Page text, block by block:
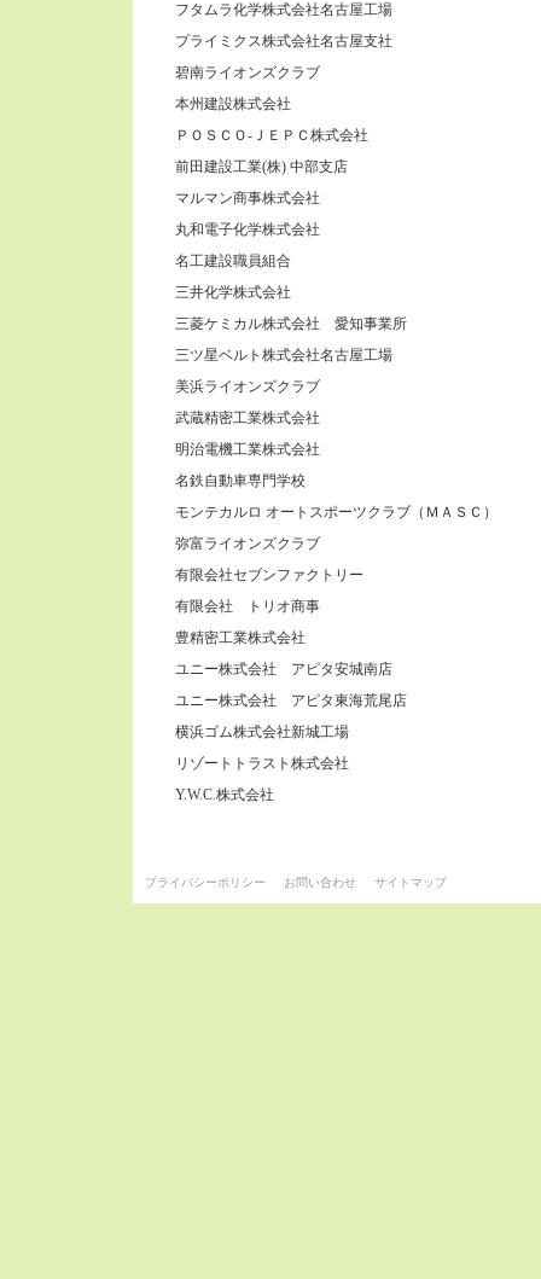
フタムラ化学株式会社名古屋工場
プライミクス株式会社名古屋支社
碧南ライオンズクラブ
本州建設株式会社
ＰＯＳＣＯ-ＪＥＰＣ株式会社
前田建設工業(株) 中部支店
マルマン商事株式会社
丸和電子化学株式会社
名工建設職員組合
三井化学株式会社
三菱ケミカル株式会社 愛知事業所
三ツ星ベルト株式会社名古屋工場
美浜ライオンズクラブ
武蔵精密工業株式会社
明治電機工業株式会社
名鉄自動車専門学校
モンテカルロ オートスポーツクラブ（ＭＡＳＣ）
弥富ライオンズクラブ
有限会社セブンファクトリー
有限会社 トリオ商事
豊精密工業株式会社
ユニー株式会社 アピタ安城南店
ユニー株式会社 アピタ東海荒尾店
横浜ゴム株式会社新城工場
リゾートトラスト株式会社
Y.W.C.株式会社
プライバシーポリシー お問い合わせ サイトマップ